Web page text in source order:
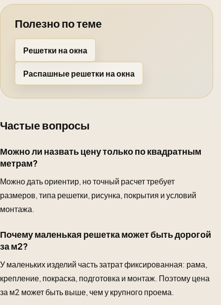
Полезно по теме
Решетки на окна
Распашные решетки на окна
Частые вопросы
Можно ли назвать цену только по квадратным
метрам?
Можно дать ориентир, но точный расчет требует
размеров, типа решетки, рисунка, покрытия и условий
монтажа.
Почему маленькая решетка может быть дорогой
за м2?
У маленьких изделий часть затрат фиксированная: рама,
крепление, покраска, подготовка и монтаж. Поэтому цена
за м2 может быть выше, чем у крупного проема.